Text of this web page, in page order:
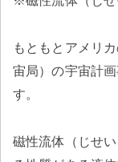
もともとアメリ
宙局）の宇宙計
す。
磁性流体（じせ